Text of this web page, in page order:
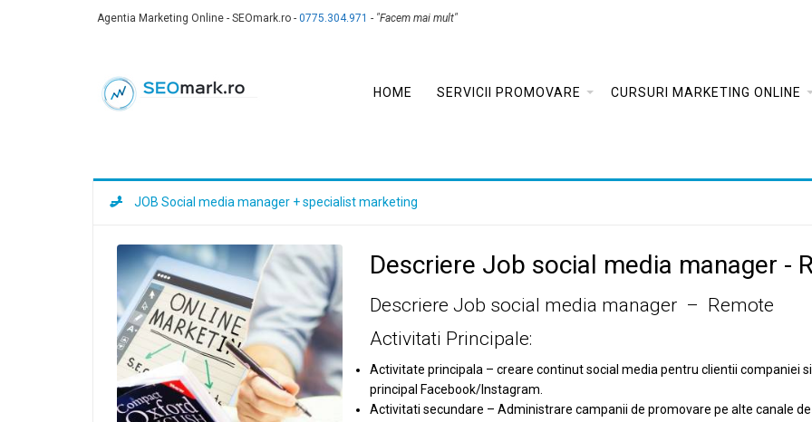
Agentia Marketing Online - SEOmark.ro - 0775.304.971 - "Facem mai mult"
HOME SERVICII PROMOVARE CURSURI MARKETING ONLINE
JOB Social media manager + specialist marketing
Descriere Job social media manager -
Descriere Job social media manager – Remote
Activitati Principale:
Activitate principala – creare continut social media pentru clientii companiei
principal Facebook/Instagram.
Activitati secundare – Administrare campanii de promovare pe alte canale